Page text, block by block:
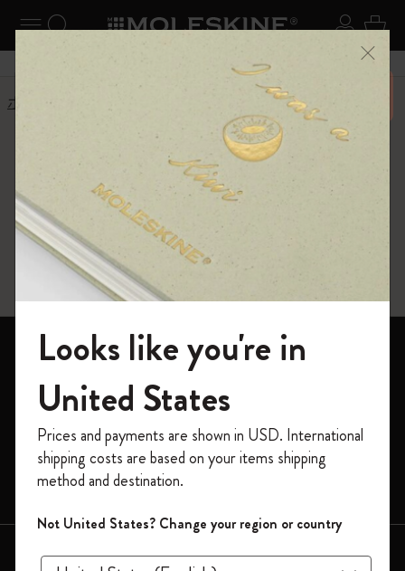
ナビゲーションの切替 ログ
検索 (キーワードなど) カ
6,500円以上のご購入で送料無料 メニ
ーを閉じる
ホーム
Paper products
FSC™ certified
ノートブック
ダイアリー
限定版
バッグ
会員登録はこちら
モレスキンの世界へようこそ
「WELCOME10」を入力すると、初回注
文が10%オフ＋送料無料になります。セ
ール・アウトレット品は適用外。
Moleskineアカウントを作成して限定オフ
ァーや会員特典、さらに多くのインスピ
レーションを手に入れましょう。
Looks like you're in
United States
Prices and payments are shown in USD. International
shipping costs are based on your items shipping
method and destination.
Not United States? Change your region or country